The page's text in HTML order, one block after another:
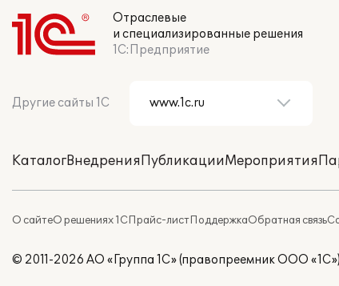
Отраслевые
и специализированные решения
1С:Предприятие
Другие сайты 1С
КаталогВнедренияПубликацииМероприятия
О сайтеО решениях 1СПрайс-листПоддержкаОбратная связь
© 2011-2026 АО «Группа 1С» (правопреемник ООО